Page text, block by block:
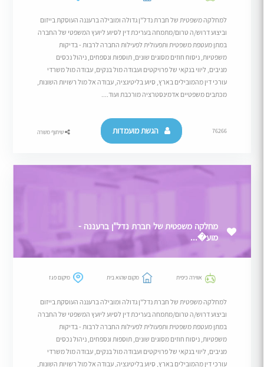
למחלקה משפטית של חברת נדל"ן גדולה ומובילה ברעננה העוסקת בייזום
וביצוע דרוש/ה טרום/מתמחה בעריכת דין לסיוע ליועץ המשפטי של החברה
במתן מעטפת משפטית ותפעולית לפעילות החברה לרבות - בדיקות
משפטיות, ניסוח חוזים מסוגים שונים, תוספות ונספחים, ניהול נכסים
מניבים, ליווי בנקאי של פרויקטים ועבודה מול בנקים, עבודה מול משרדי
עורכי דין מהמובילים בארץ, סיוע בליטיגציה, עבודה אל מול רשויות השונות,
מכתבים משפטיים אדמינסטרציה מורכבת ועוד....
76266 הגשת מועמדות שיתוף משרה
מחלקה משפטית של חברת נדל"ן ברעננה -
מוע�...
אווירה כיפית מקום שהוא בית מיקום פגז
למחלקה משפטית של חברת נדל"ן גדולה ומובילה ברעננה העוסקת בייזום
וביצוע דרוש/ה טרום/מתמחה בעריכת דין לסיוע ליועץ המשפטי של החברה
במתן מעטפת משפטית ותפעולית לפעילות החברה לרבות - בדיקות
משפטיות, ניסוח חוזים מסוגים שונים, תוספות ונספחים, ניהול נכסים
מניבים, ליווי בנקאי של פרויקטים ועבודה מול בנקים, עבודה מול משרדי
עורכי דין מהמובילים בארץ, סיוע בליטיגציה, עבודה אל מול רשויות השונות,